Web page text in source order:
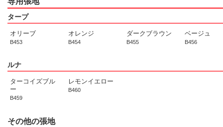
タープ
オリーブ
B453
オレンジ
B454
ダークブラウン
B455
ベージュ
B456
ルナ
ターコイズブル
ー
B459
レモンイエロー
B460
その他の張地